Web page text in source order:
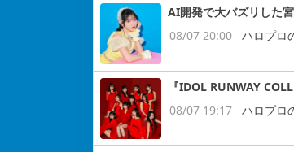
AI開発で大バズリした
08/07 20:00
ハロプロ
『IDOL RUNWAY
08/07 19:17
ハロプロ